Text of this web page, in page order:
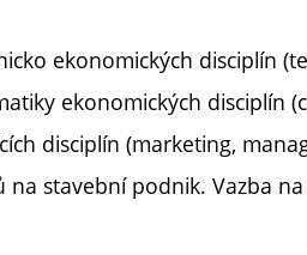
ekonomických disciplín
ekonomických disciplín
disciplín (marketing,
na stavební podnik. Vazba